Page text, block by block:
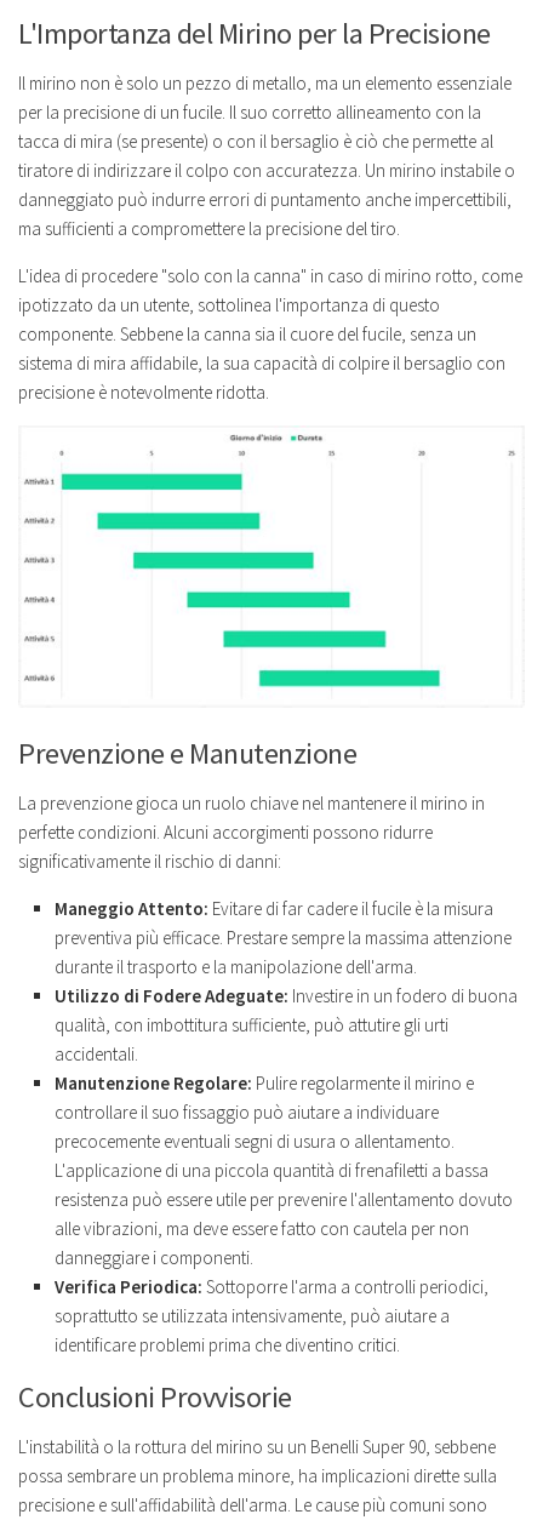
L'Importanza del Mirino per la Precisione
Il mirino non è solo un pezzo di metallo, ma un elemento essenziale
per la precisione di un fucile. Il suo corretto allineamento con la
tacca di mira (se presente) o con il bersaglio è ciò che permette al
tiratore di indirizzare il colpo con accuratezza. Un mirino instabile o
danneggiato può indurre errori di puntamento anche impercettibili,
ma sufficienti a compromettere la precisione del tiro.
L'idea di procedere "solo con la canna" in caso di mirino rotto, come
ipotizzato da un utente, sottolinea l'importanza di questo
componente. Sebbene la canna sia il cuore del fucile, senza un
sistema di mira affidabile, la sua capacità di colpire il bersaglio con
precisione è notevolmente ridotta.
Prevenzione e Manutenzione
La prevenzione gioca un ruolo chiave nel mantenere il mirino in
perfette condizioni. Alcuni accorgimenti possono ridurre
significativamente il rischio di danni:
Maneggio Attento: Evitare di far cadere il fucile è la misura
preventiva più efficace. Prestare sempre la massima attenzione
durante il trasporto e la manipolazione dell'arma.
Utilizzo di Fodere Adeguate: Investire in un fodero di buona
qualità, con imbottitura sufficiente, può attutire gli urti
accidentali.
Manutenzione Regolare: Pulire regolarmente il mirino e
controllare il suo fissaggio può aiutare a individuare
precocemente eventuali segni di usura o allentamento.
L'applicazione di una piccola quantità di frenafiletti a bassa
resistenza può essere utile per prevenire l'allentamento dovuto
alle vibrazioni, ma deve essere fatto con cautela per non
danneggiare i componenti.
Verifica Periodica: Sottoporre l'arma a controlli periodici,
soprattutto se utilizzata intensivamente, può aiutare a
identificare problemi prima che diventino critici.
Conclusioni Provvisorie
L'instabilità o la rottura del mirino su un Benelli Super 90, sebbene
possa sembrare un problema minore, ha implicazioni dirette sulla
precisione e sull'affidabilità dell'arma. Le cause più comuni sono